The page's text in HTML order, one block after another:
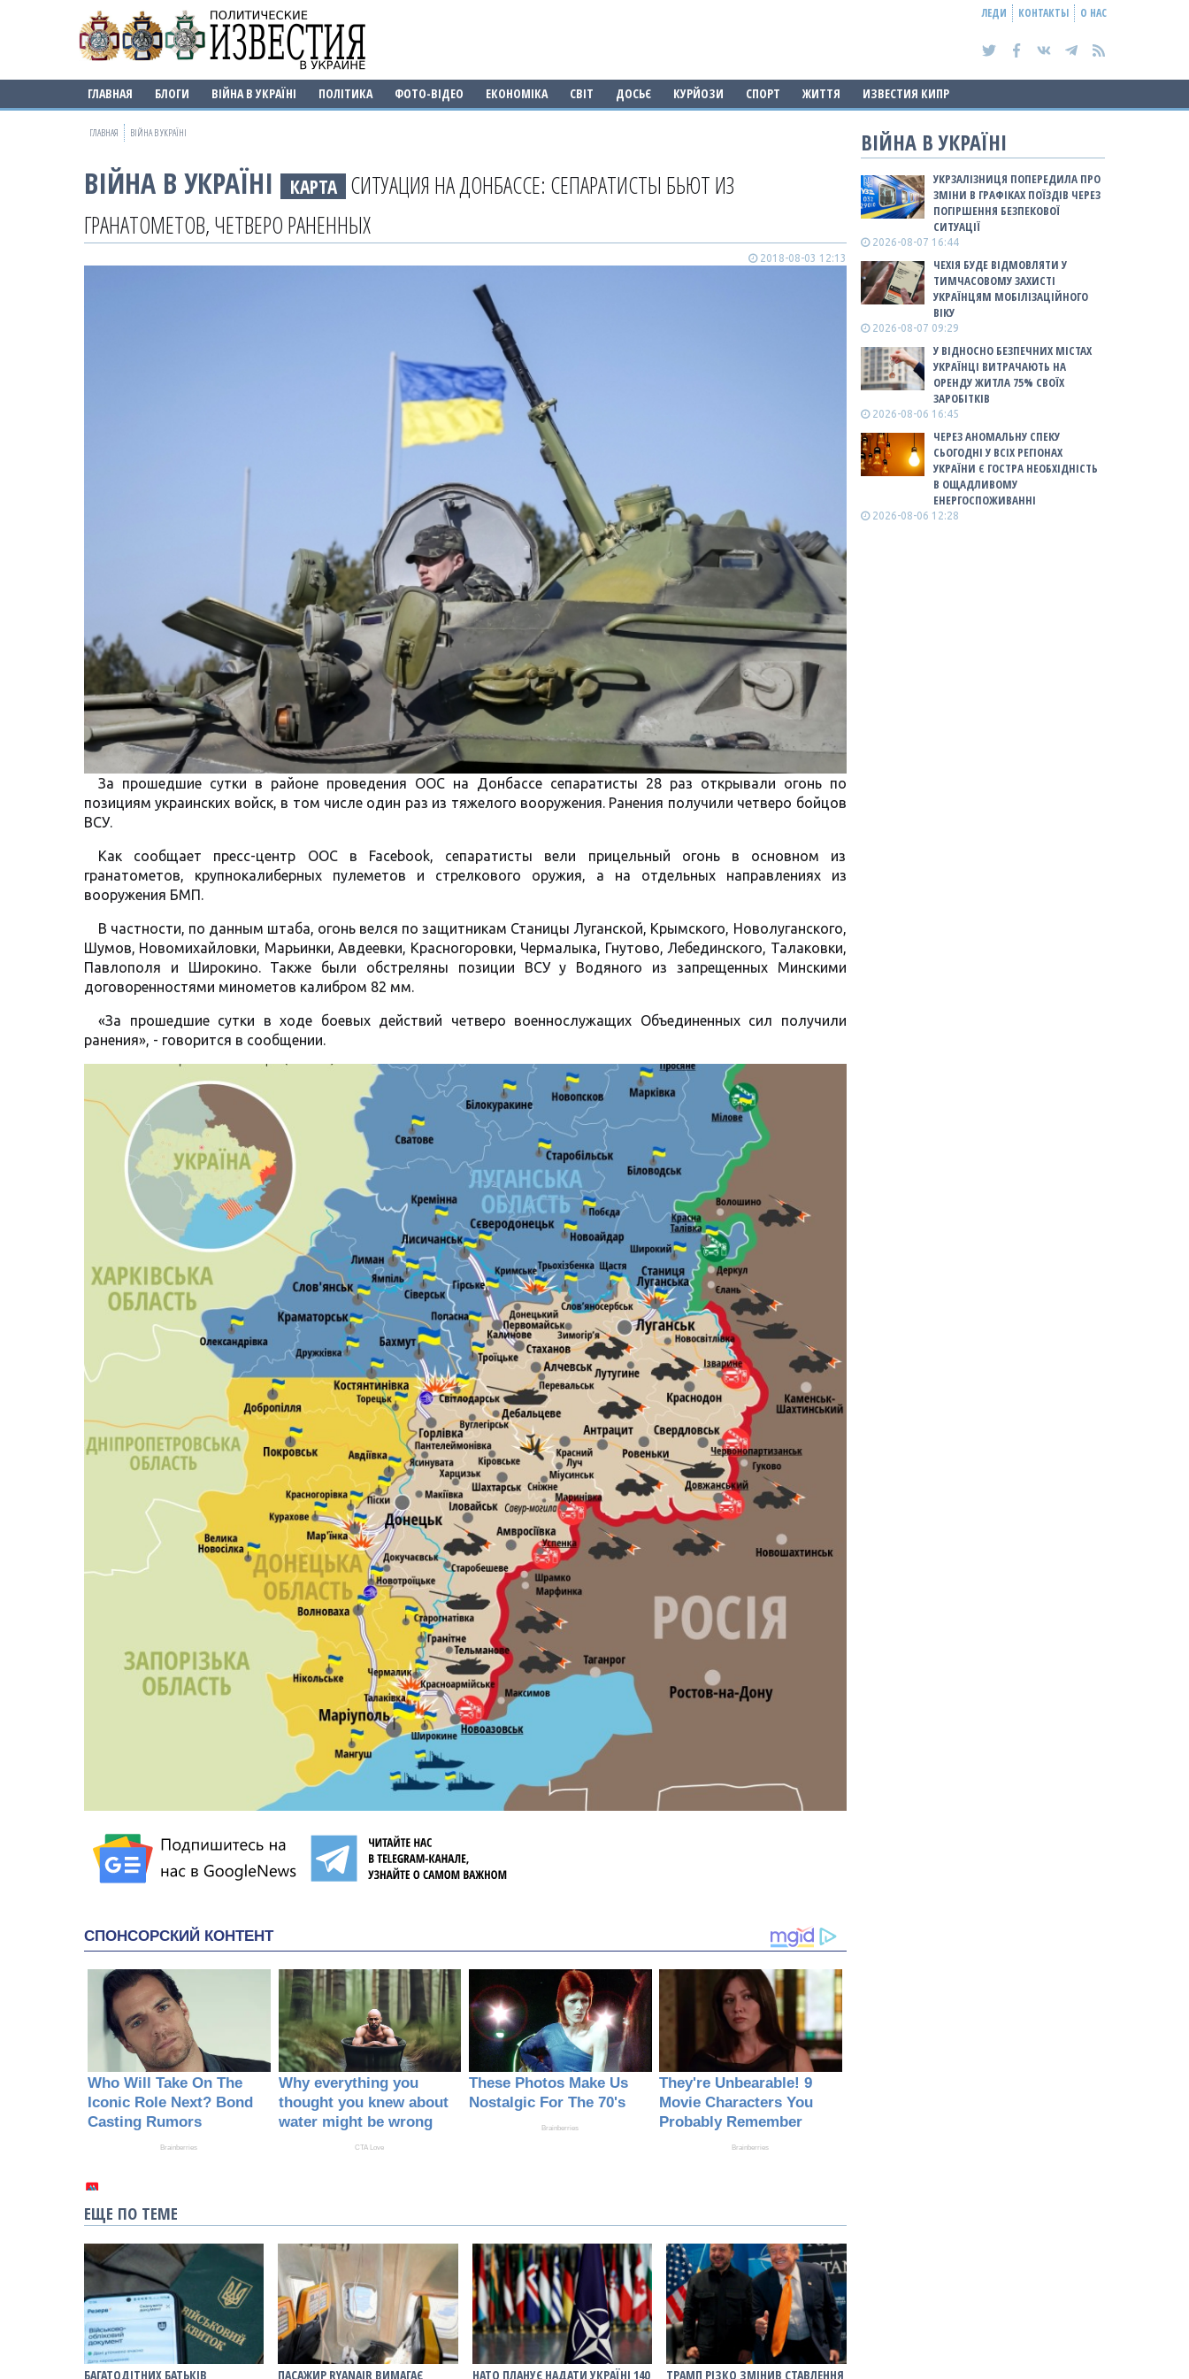
ЛЕДИ КОНТАКТЫ О НАС
ГЛАВНАЯ БЛОГИ ВІЙНА В УКРАЇНІ ПОЛІТИКА ФОТО-ВІДЕО ЕКОНОМІКА СВІТ ДОСЬЄ КУРЙОЗИ СПОРТ ЖИТТЯ ИЗВЕСТИЯ КИПР
ГЛАВНАЯ ВІЙНА В УКРАЇНІ
ВІЙНА В УКРАЇНІ КАРТА СИТУАЦИЯ НА ДОНБАССЕ: СЕПАРАТИСТЫ БЬЮТ ИЗ
ГРАНАТОМЕТОВ, ЧЕТВЕРО РАНЕННЫХ
2018-08-03 12:13
За прошедшие сутки в районе проведения ООС на Донбассе сепаратисты 28 раз открывали огонь по
позициям украинских войск, в том числе один раз из тяжелого вооружения. Ранения получили четверо бойцов
ВСУ.
Как сообщает пресс-центр ООС в Facebook, сепаратисты вели прицельный огонь в основном из
гранатометов, крупнокалиберных пулеметов и стрелкового оружия, а на отдельных направлениях из
вооружения БМП.
В частности, по данным штаба, огонь велся по защитникам Станицы Луганской, Крымского, Новолуганского,
Шумов, Новомихайловки, Марьинки, Авдеевки, Красногоровки, Чермалыка, Гнутово, Лебединского, Талаковки,
Павлополя и Широкино. Также были обстреляны позиции ВСУ у Водяного из запрещенных Минскими
договоренностями минометов калибром 82 мм.
«За прошедшие сутки в ходе боевых действий четверо военнослужащих Объединенных сил получили
ранения», - говорится в сообщении.
ЕЩЕ ПО ТЕМЕ
БАГАТОДІТНИХ БАТЬКІВ ПАСАЖИР RYANAIR ВИМАГАЄ НАТО ПЛАНУЄ НАДАТИ УКРАЇНІ 140 ТРАМП РІЗКО ЗМІНИВ СТАВЛЕННЯ
ВІЙНА В УКРАЇНІ
УКРЗАЛІЗНИЦЯ ПОПЕРЕДИЛА ПРО
ЗМІНИ В ГРАФІКАХ ПОЇЗДІВ ЧЕРЕЗ
ПОГІРШЕННЯ БЕЗПЕКОВОЇ
СИТУАЦІЇ
2026-08-07 16:44
ЧЕХІЯ БУДЕ ВІДМОВЛЯТИ У
ТИМЧАСОВОМУ ЗАХИСТІ
УКРАЇНЦЯМ МОБІЛІЗАЦІЙНОГО
ВІКУ
2026-08-07 09:29
У ВІДНОСНО БЕЗПЕЧНИХ МІСТАХ
УКРАЇНЦІ ВИТРАЧАЮТЬ НА
ОРЕНДУ ЖИТЛА 75% СВОЇХ
ЗАРОБІТКІВ
2026-08-06 16:45
ЧЕРЕЗ АНОМАЛЬНУ СПЕКУ
СЬОГОДНІ У ВСІХ РЕГІОНАХ
УКРАЇНИ Є ГОСТРА НЕОБХІДНІСТЬ
В ОЩАДЛИВОМУ
ЕНЕРГОСПОЖИВАННІ
2026-08-06 12:28